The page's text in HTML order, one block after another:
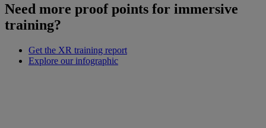
Need more proof points for immersive
training?
Get the XR training report
Explore our infographic